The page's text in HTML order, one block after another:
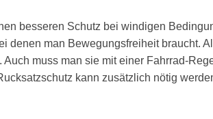
besseren Schutz bei windigen
denen man Bewegungsfreiheit braucht.
Auch muss man sie mit einer Fahrrad-
kann zusätzlich nötig